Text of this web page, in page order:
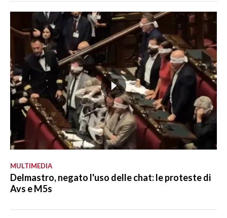
MULTIMEDIA
Delmastro, negato l'uso delle chat: le proteste di
Avs e M5s